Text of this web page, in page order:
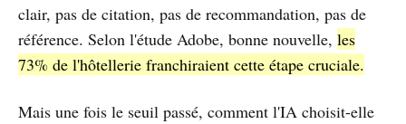
clair, pas de citation, pas de recommandation, pas de
référence. Selon l'étude Adobe, bonne nouvelle, les
73% de l'hôtellerie franchiraient cette étape cruciale.
Mais une fois le seuil passé, comment l'IA choisit-elle